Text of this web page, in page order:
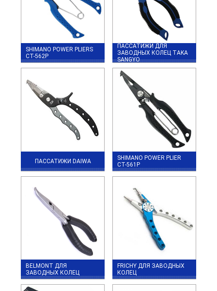
SHIMANO POWER PLIERS
CT-562P
ПАССАТИЖИ ДЛЯ
ЗАВОДНЫХ КОЛЕЦ TAKA
SANGYO
ПАССАТИЖИ DAIWA
SHIMANO POWER PLIER
CT-561P
BELMONT ДЛЯ
ЗАВОДНЫХ КОЛЕЦ
FRICHY ДЛЯ ЗАВОДНЫХ
КОЛЕЦ